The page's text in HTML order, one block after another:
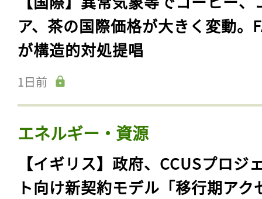
ア、茶の国際価格が大きく変動。
が構造的対処提唱
1日前
エネルギー・資源
【イギリス】政府、CCUSプロジ
ト向け新契約モデル「移行期アク